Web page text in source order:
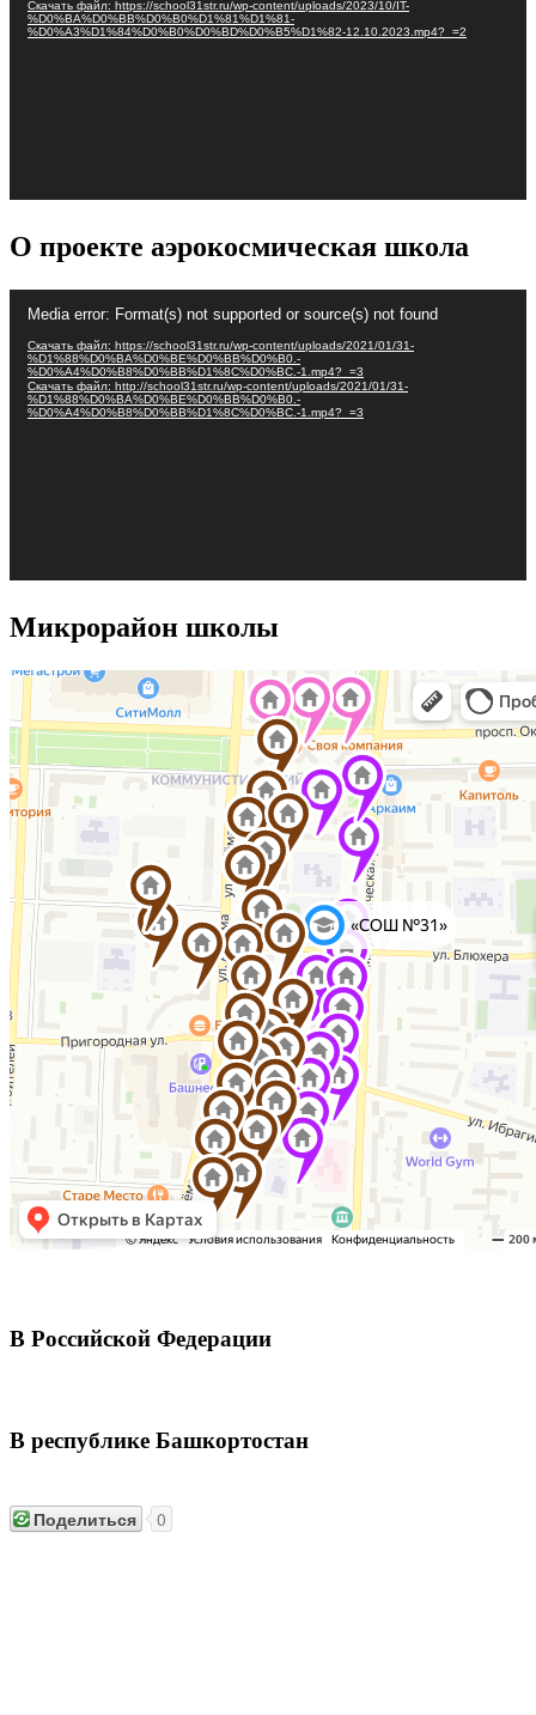
Скачать файл: https://school31str.ru/wp-content/uploads/2023/10/IT-
%D0%BA%D0%BB%D0%B0%D1%81%D1%81-
%D0%A3%D1%84%D0%B0%D0%BD%D0%B5%D1%82-12.10.2023.mp4?_=2
О проекте аэрокосмическая школа
Видеоплеер
Media error: Format(s) not supported or source(s) not found
Скачать файл: https://school31str.ru/wp-content/uploads/2021/01/31-
%D1%88%D0%BA%D0%BE%D0%BB%D0%B0.-
%D0%A4%D0%B8%D0%BB%D1%8C%D0%BC.-1.mp4?_=3
Скачать файл: http://school31str.ru/wp-content/uploads/2021/01/31-
%D1%88%D0%BA%D0%BE%D0%BB%D0%B0.-
%D0%A4%D0%B8%D0%BB%D1%8C%D0%BC.-1.mp4?_=3
Микрорайон школы
В Российской Федерации
В республике Башкортостан
Поделиться 0